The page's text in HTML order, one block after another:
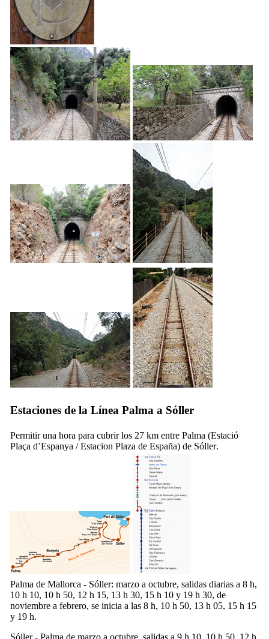
Estaciones de la Línea Palma a Sóller
Permitir una hora para cubrir los 27 km entre Palma (Estació
Plaça d’Espanya /Estacion Plaza de España) de Sóller.
Palma de Mallorca - Sóller: marzo a octubre, salidas diarias a 8 h,
10 h 10, 10 h 50, 12 h 15, 13 h 30, 15 h 10 y 19 h 30, de
noviembre a febrero, se inicia a las 8 h, 10 h 50, 13 h 05, 15 h 15
y 19 h.
Sóller- Palma de marzo a octubre, salidas a 9 h 10, 10 h 50, 12 h